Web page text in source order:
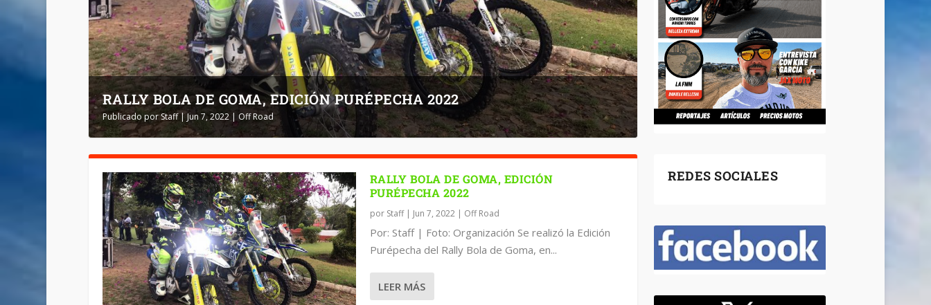
RALLY BOLA DE GOMA, EDICIÓN PURÉPECHA 2022
Publicado porStaff|Jun 7, 2022| Off Road
RALLY BOLA DE GOMA, EDICIÓN
PURÉPECHA 2022
por Staff| Jun 7, 2022| Off Road
Por: Staff | Foto: Organización Se realizó la Edición
Purépecha del Rally Bola de Goma, en...
LEER MÁS
REDES SOCIALES